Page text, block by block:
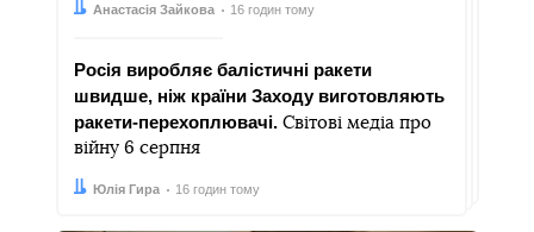
Автор:Анастасія Зайкова
Дата: 16 годин тому
Росія виробляє балістичні ракети
швидше, ніж країни Заходу виготовляють
ракети-перехоплювачі. Світові медіа про
війну 6 серпня
Автор:
Юлія Гира
Дата: 16 годин тому